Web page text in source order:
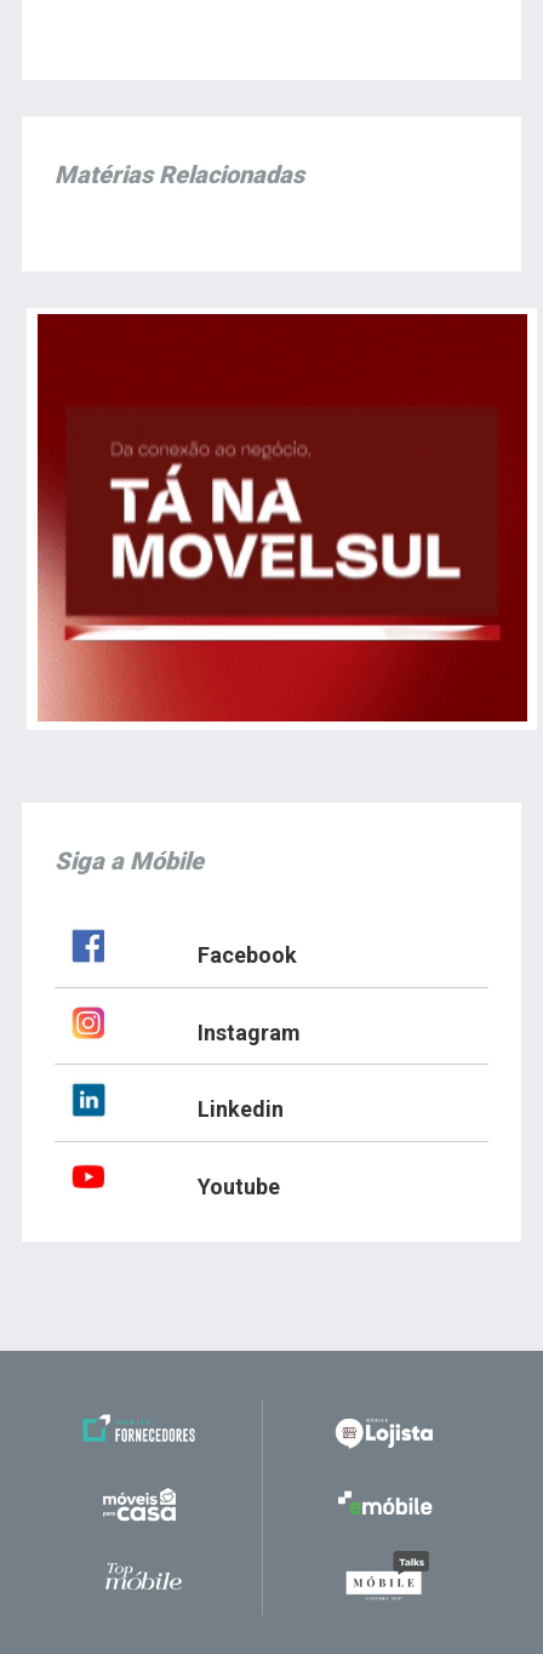
Matérias Relacionadas
Siga a Móbile
Facebook
Instagram
Linkedin
Youtube